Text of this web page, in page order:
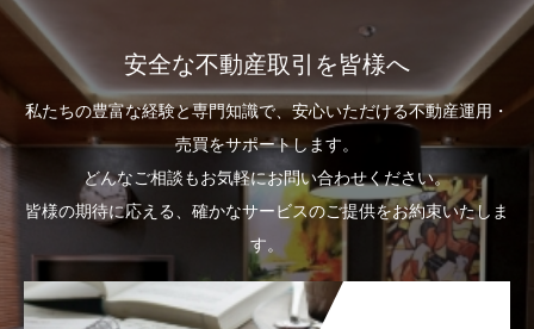
安全な不動産取引を皆様へ
私たちの豊富な経験と専門知識で、安心いただける不動産運用・
売買をサポートします。
どんなご相談もお気軽にお問い合わせください。
皆様の期待に応える、確かなサービスのご提供をお約束いたしま
す。